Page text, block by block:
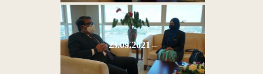
23.09.2021 –